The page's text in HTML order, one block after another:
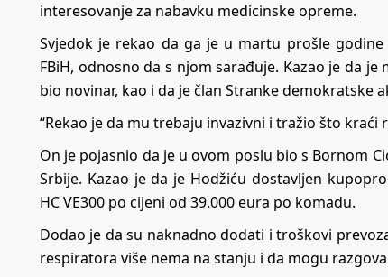
interesovanje za nabavku medicinske opreme.
Svjedok je rekao da ga je u martu prošle
FBiH, odnosno da s njom sarađuje. Kazao je da
bio novinar, kao i da je član Stranke demokratske
“Rekao je da mu trebaju invazivni i tražio što kraći
On je pojasnio da je u ovom poslu bio s Bornom
Srbije. Kazao je da je Hodžiću dostavljen
HC VE300 po cijeni od 39.000 eura po komadu.
Dodao je da su naknadno dodati i troškovi
respiratora više nema na stanju i da mogu